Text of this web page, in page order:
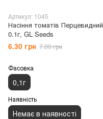
Артикул: 1045
Насіння томатів Перцевидний
0.1г, GL Seeds
6.30 грн 7.00 грн
Фасовка
0,1г
Наявність
Немає в наявності